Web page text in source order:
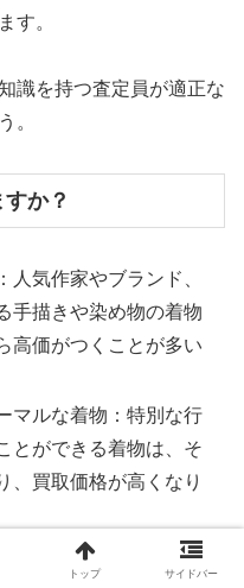
す。
識を持つ査定員が適正な
。
か？
人気作家やブランド、
手描きや染め物の着物
高価がつくことが多い
マルな着物：特別な行
とができる着物は、そ
、買取価格が高くなり
やそれ以前の歴史的価
トップ サイドバー